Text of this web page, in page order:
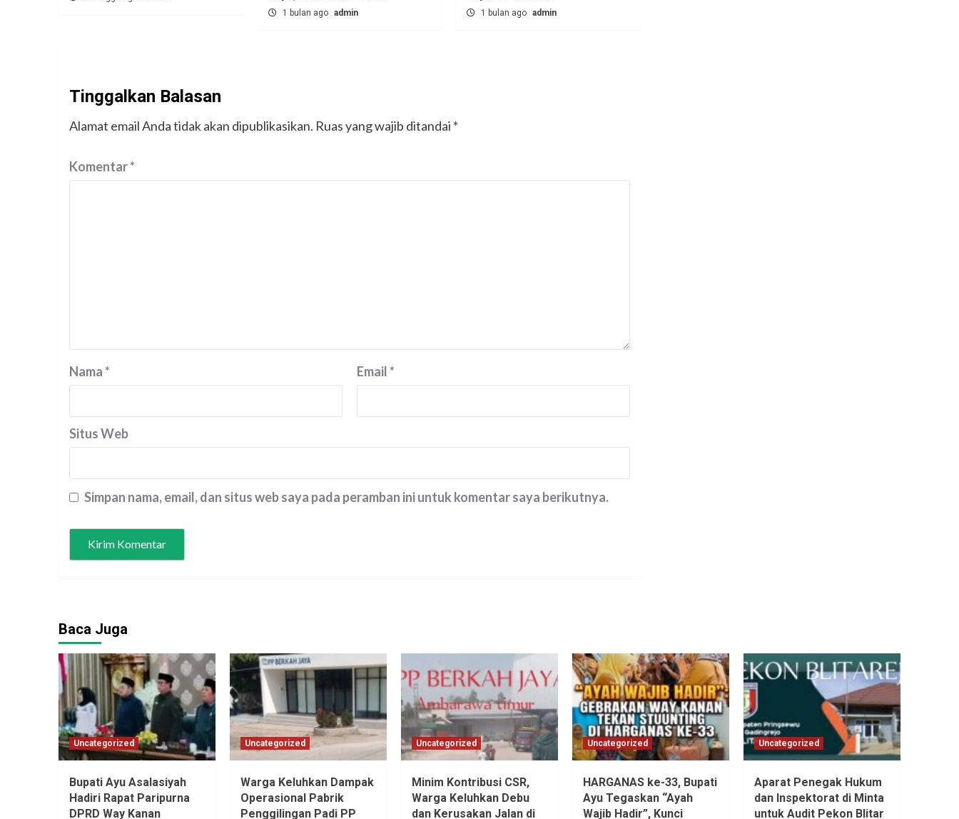
1 bulan ago admin 1 bulan ago admin
Tinggalkan Balasan
Alamat email Anda tidak akan dipublikasikan. Ruas yang wajib ditandai *
Komentar*
Nama* Email*
Situs Web
Simpan nama, email, dan situs web saya pada peramban ini untuk komentar saya berikutnya.
Baca Juga
Uncategorized
Bupati Ayu Asalasiyah
Hadiri Rapat Paripurna
DPRD Way Kanan
Uncategorized
Warga Keluhkan Dampak
Operasional Pabrik
Penggilingan Padi PP
Uncategorized
Minim Kontribusi CSR,
Warga Keluhkan Debu
dan Kerusakan Jalan di
Uncategorized
HARGANAS ke-33, Bupati
Ayu Tegaskan “Ayah
Wajib Hadir”, Kunci
Uncategorized
Aparat Penegak Hukum
dan Inspektorat di Minta
untuk Audit Pekon Blitar